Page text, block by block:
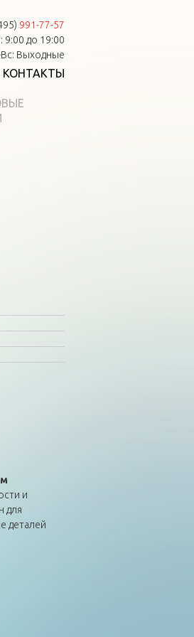
991-77-57
9:00 до 19:00
Выходные
КОНТАКТЫ
и
для
деталей